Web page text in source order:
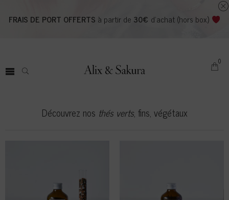
FRAIS DE PORT OFFERTS à partir de 30€ d'achat (hors box)
0
Découvrez nos thés verts, fins, végétaux
NAVIGATION
COMPTE